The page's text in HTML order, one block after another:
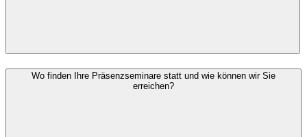
Wo finden Ihre Präsenzseminare statt und wie können wir Sie
erreichen?